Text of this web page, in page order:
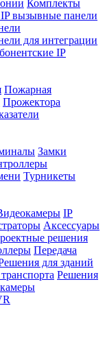
Комплекты
вызывные панели
для интеграции
IP
Пожарная
Прожектора
Замки
Турникеты
IP
Аксессуары
решения
Передача
для зданий
Решения